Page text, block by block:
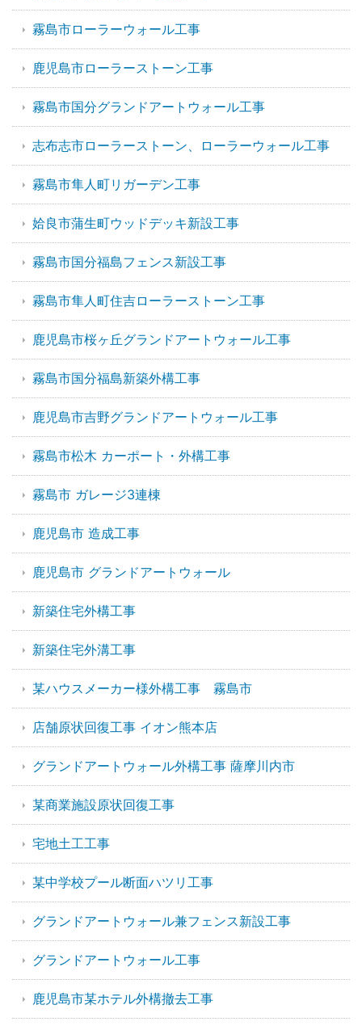
霧島市ローラーウォール工事
鹿児島市ローラーストーン工事
霧島市国分グランドアートウォール工事
志布志市ローラーストーン、ローラーウォール工事
霧島市隼人町リガーデン工事
姶良市蒲生町ウッドデッキ新設工事
霧島市国分福島フェンス新設工事
霧島市隼人町住吉ローラーストーン工事
鹿児島市桜ヶ丘グランドアートウォール工事
霧島市国分福島新築外構工事
鹿児島市吉野グランドアートウォール工事
霧島市松木 カーポート・外構工事
霧島市 ガレージ3連棟
鹿児島市 造成工事
鹿児島市 グランドアートウォール
新築住宅外構工事
新築住宅外溝工事
某ハウスメーカー様外構工事 霧島市
店舗原状回復工事 イオン熊本店
グランドアートウォール外構工事 薩摩川内市
某商業施設原状回復工事
宅地土工工事
某中学校プール断面ハツリ工事
グランドアートウォール兼フェンス新設工事
グランドアートウォール工事
鹿児島市某ホテル外構撤去工事